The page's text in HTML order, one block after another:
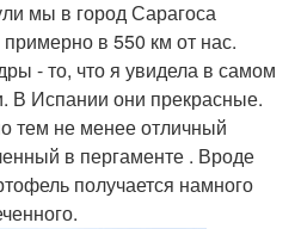
мы в город Сарагоса
в 550 км от нас.
- то, что я увидела в самом
В Испании они прекрасные.
тем не менее отличный
в пергаменте . Вроде
получается намного